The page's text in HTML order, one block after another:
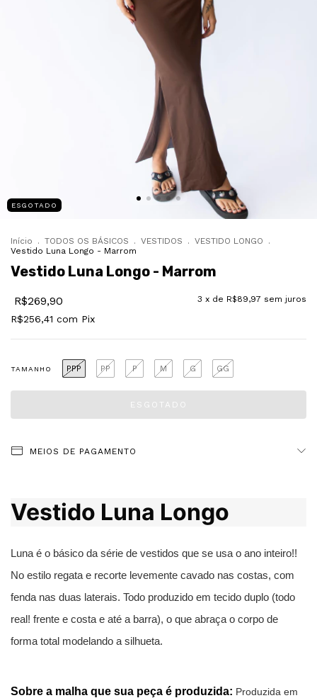
ESGOTADO
Início . TODOS OS BÁSICOS . VESTIDOS . VESTIDO LONGO
.
Vestido Luna Longo - Marrom
Vestido Luna Longo - Marrom
R$269,90 3 x de R$89,97 sem juros
R$256,41 com Pix
TAMANHO PPP PP P M G GG
MEIOS DE PAGAMENTO
Vestido Luna Longo
Luna é o básico da série de vestidos que se usa o ano inteiro!!
No estilo regata e recorte levemente cavado nas costas, com
fenda nas duas laterais. Todo produzido em tecido duplo (todo
real! frente e costa e até a barra), o que abraça o corpo de
forma total modelando a silhueta.
Sobre a malha que sua peça é produzida: Produzida em